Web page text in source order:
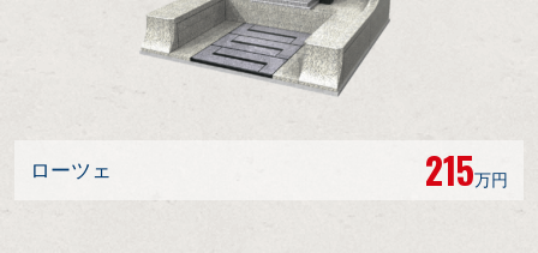
ローツェ 215万円